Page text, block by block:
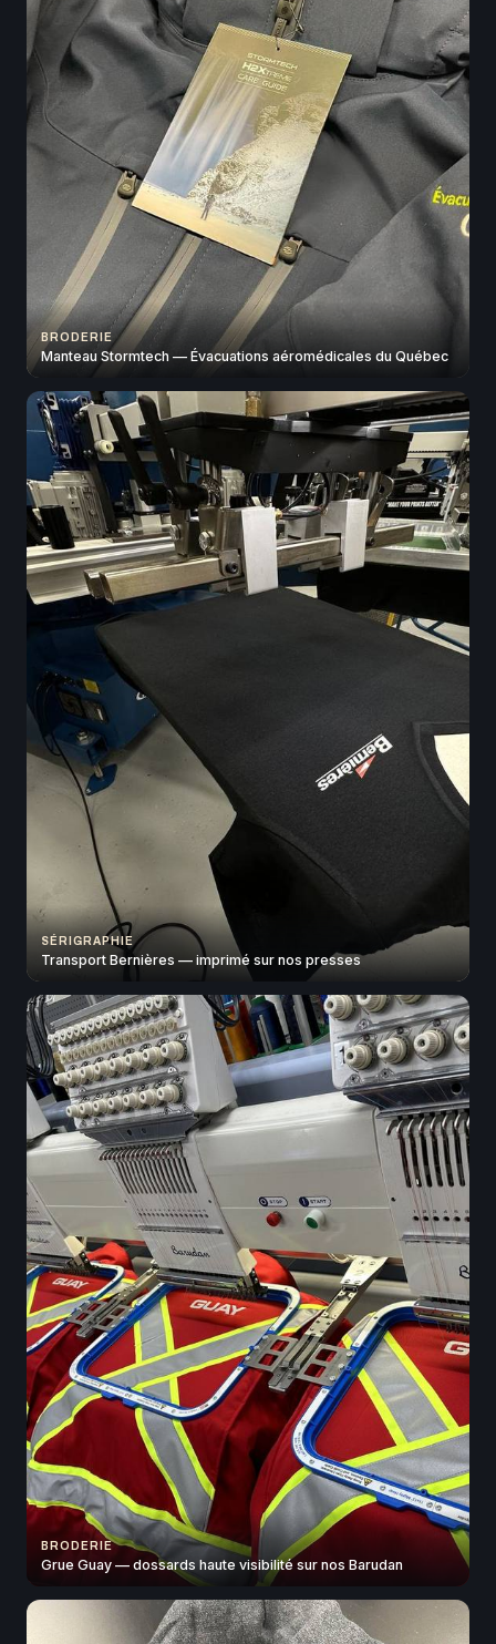
BRODERIE
Manteau Stormtech — Évacuations aéromédicales du Québec
SÉRIGRAPHIE
Transport Bernières — imprimé sur nos presses
BRODERIE
Grue Guay — dossards haute visibilité sur nos Barudan